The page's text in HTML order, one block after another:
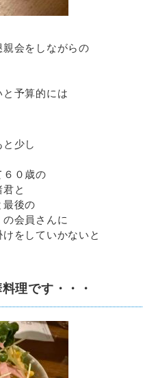
会をしながらの
予算的には
少し
６０歳の
と
最後の
会員さんに
をしていかないと
理です・・・